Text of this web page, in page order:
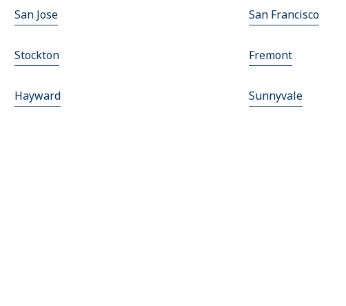
San Jose San Francisco
Stockton Fremont
Hayward Sunnyvale